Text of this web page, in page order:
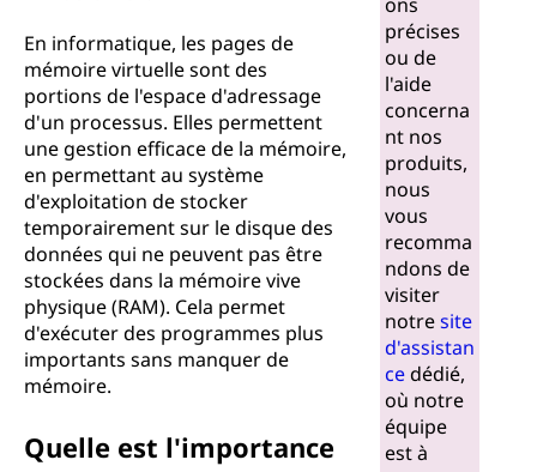
En informatique, les pages de
mémoire virtuelle sont des
portions de l'espace d'adressage
d'un processus. Elles permettent
une gestion efficace de la mémoire,
en permettant au système
d'exploitation de stocker
temporairement sur le disque des
données qui ne peuvent pas être
stockées dans la mémoire vive
physique (RAM). Cela permet
d'exécuter des programmes plus
importants sans manquer de
mémoire.
Quelle est l'importance
ons
précises
ou de
l'aide
concerna
nt nos
produits,
nous
vous
recomma
ndons de
visiter
notresite
d'assistan
cedédié,
où notre
équipe
est à